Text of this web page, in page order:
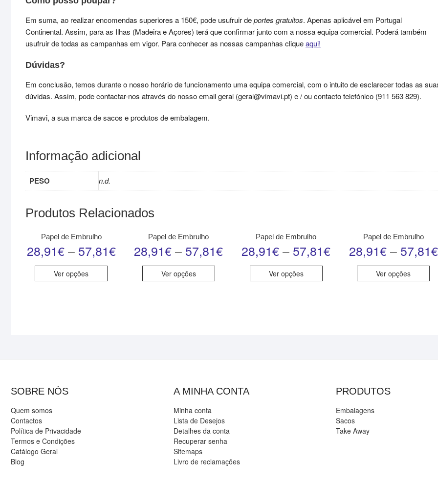
Em suma, ao realizar encomendas superiores a 150€, pode usufruir deportes gratuitos. Apenas aplicável em Portugal
Continental. Assim, para as Ilhas (Madeira e Açores) terá que confirmar junto com a nossa equipa comercial. Poderá também
usufruir de todas as campanhas em vigor. Para conhecer as nossas campanhas cliqueaqui!
Dúvidas?
Em conclusão, temos durante o nosso horário de funcionamento uma equipa comercial, com o intuito de esclarecer todas as
dúvidas. Assim, pode contactar-nos através do nosso email geral (geral@vimavi.pt) e / ou contacto telefónico (911 563 829).
Vimavi, a sua marca de sacos e produtos de embalagem.
Informação adicional
PESO n.d.
Produtos Relacionados
Papel de Embrulho
28,91€– 57,81€
Ver opções
Papel de Embrulho
28,91€– 57,81€
Ver opções
Papel de Embrulho
28,91€– 57,81€
Ver opções
Papel de Embrulho
28,91€– 57,81€
Ver opções
SOBRE NÓS
Quem somos
Contactos
Política de Privacidade
Termos e Condições
Catálogo Geral
Blog
A MINHA CONTA
Minha conta
Lista de Desejos
Detalhes da conta
Recuperar senha
Sitemaps
Livro de reclamações
PRODUTOS
Embalagens
Sacos
Take Away